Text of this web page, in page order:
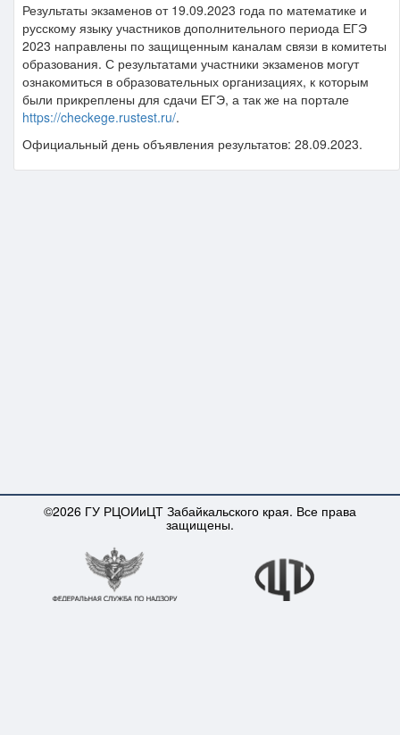
Результаты экзаменов от 19.09.2023 года по математике и
русскому языку участников дополнительного периода ЕГЭ
2023 направлены по защищенным каналам связи в комитеты
образования. С результатами участники экзаменов могут
ознакомиться в образовательных организациях, к которым
были прикреплены для сдачи ЕГЭ, а так же на портале
https://checkege.rustest.ru/.
Официальный день объявления результатов: 28.09.2023.
©2026 ГУ РЦОИиЦТ Забайкальского края. Все права
защищены.